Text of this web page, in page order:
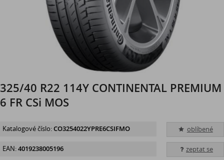
325/40 R22 114Y CONTINENTAL PREMIUM
6 FR CSi MOS
oblíbené
zeptat se
Katalogové číslo:CO3254022YPRE6CSIFMO
EAN:4019238005196